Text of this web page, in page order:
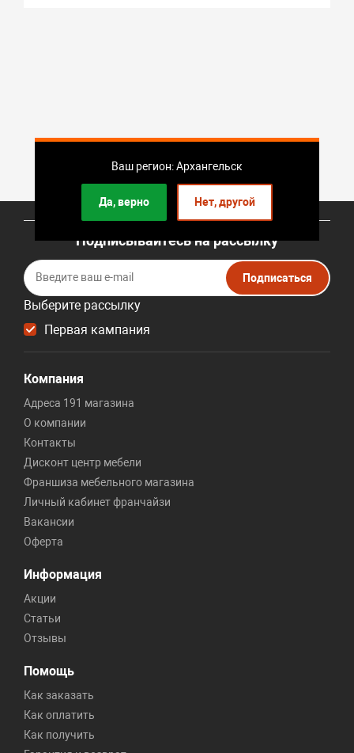
Ваш регион: Архангельск
Да, верно Нет, другой
Подписывайтесь на рассылку
Выберите рассылку
Первая кампания
Подписаться
Компания
Адреса 191 магазина
О компании
Контакты
Дисконт центр мебели
Франшиза мебельного магазина
Личный кабинет франчайзи
Вакансии
Оферта
Информация
Акции
Статьи
Отзывы
Помощь
Как заказать
Как оплатить
Как получить